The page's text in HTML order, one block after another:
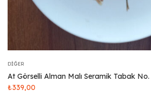
DIĞER
At Görselli Alman Malı Seramik Tabak No.
₺339,00